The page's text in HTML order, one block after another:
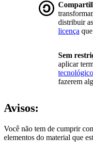
distribuir
licença
Sem
aplicar
tecnológico
fazerem
Avisos:
Você não tem de cumprir
elementos do material que